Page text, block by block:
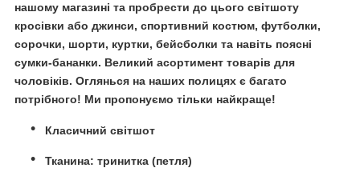
нашому магазині та пробрести до цього світшоту
кросівки або джинси, спортивний костюм, футболки,
сорочки, шорти, куртки, бейсболки та навіть поясні
сумки-бананки. Великий асортимент товарів для
чоловіків. Оглянься на наших полицях є багато
потрібного! Ми пропонуємо тільки найкраще!
Класичний світшот
Тканина: тринитка (петля)